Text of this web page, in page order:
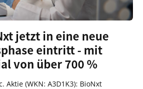
jetzt in eine neue
eintritt - mit
von über 700 %
Aktie (WKN: A3D1K3): BioNxt